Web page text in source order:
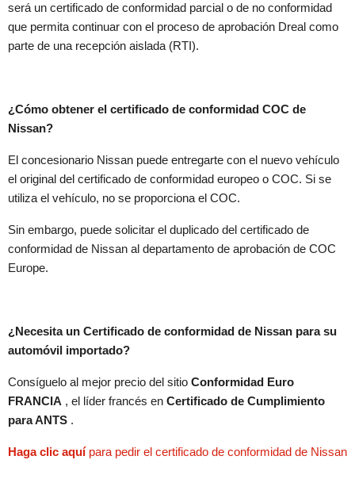
será un certificado de conformidad parcial o de no conformidad
que permita continuar con el proceso de aprobación Dreal como
parte de una recepción aislada (RTI).
¿Cómo obtener el certificado de conformidad COC de
Nissan?
El concesionario Nissan puede entregarte con el nuevo vehículo
el original del certificado de conformidad europeo o COC. Si se
utiliza el vehículo, no se proporciona el COC.
Sin embargo, puede solicitar el duplicado del certificado de
conformidad de Nissan al departamento de aprobación de COC
Europe.
¿Necesita un Certificado de conformidad de Nissan para su
automóvil importado?
Consíguelo al mejor precio del sitio Conformidad Euro
FRANCIA , el líder francés en Certificado de Cumplimiento
para ANTS .
Haga clic aquípara pedir el certificado de conformidad de Nissan